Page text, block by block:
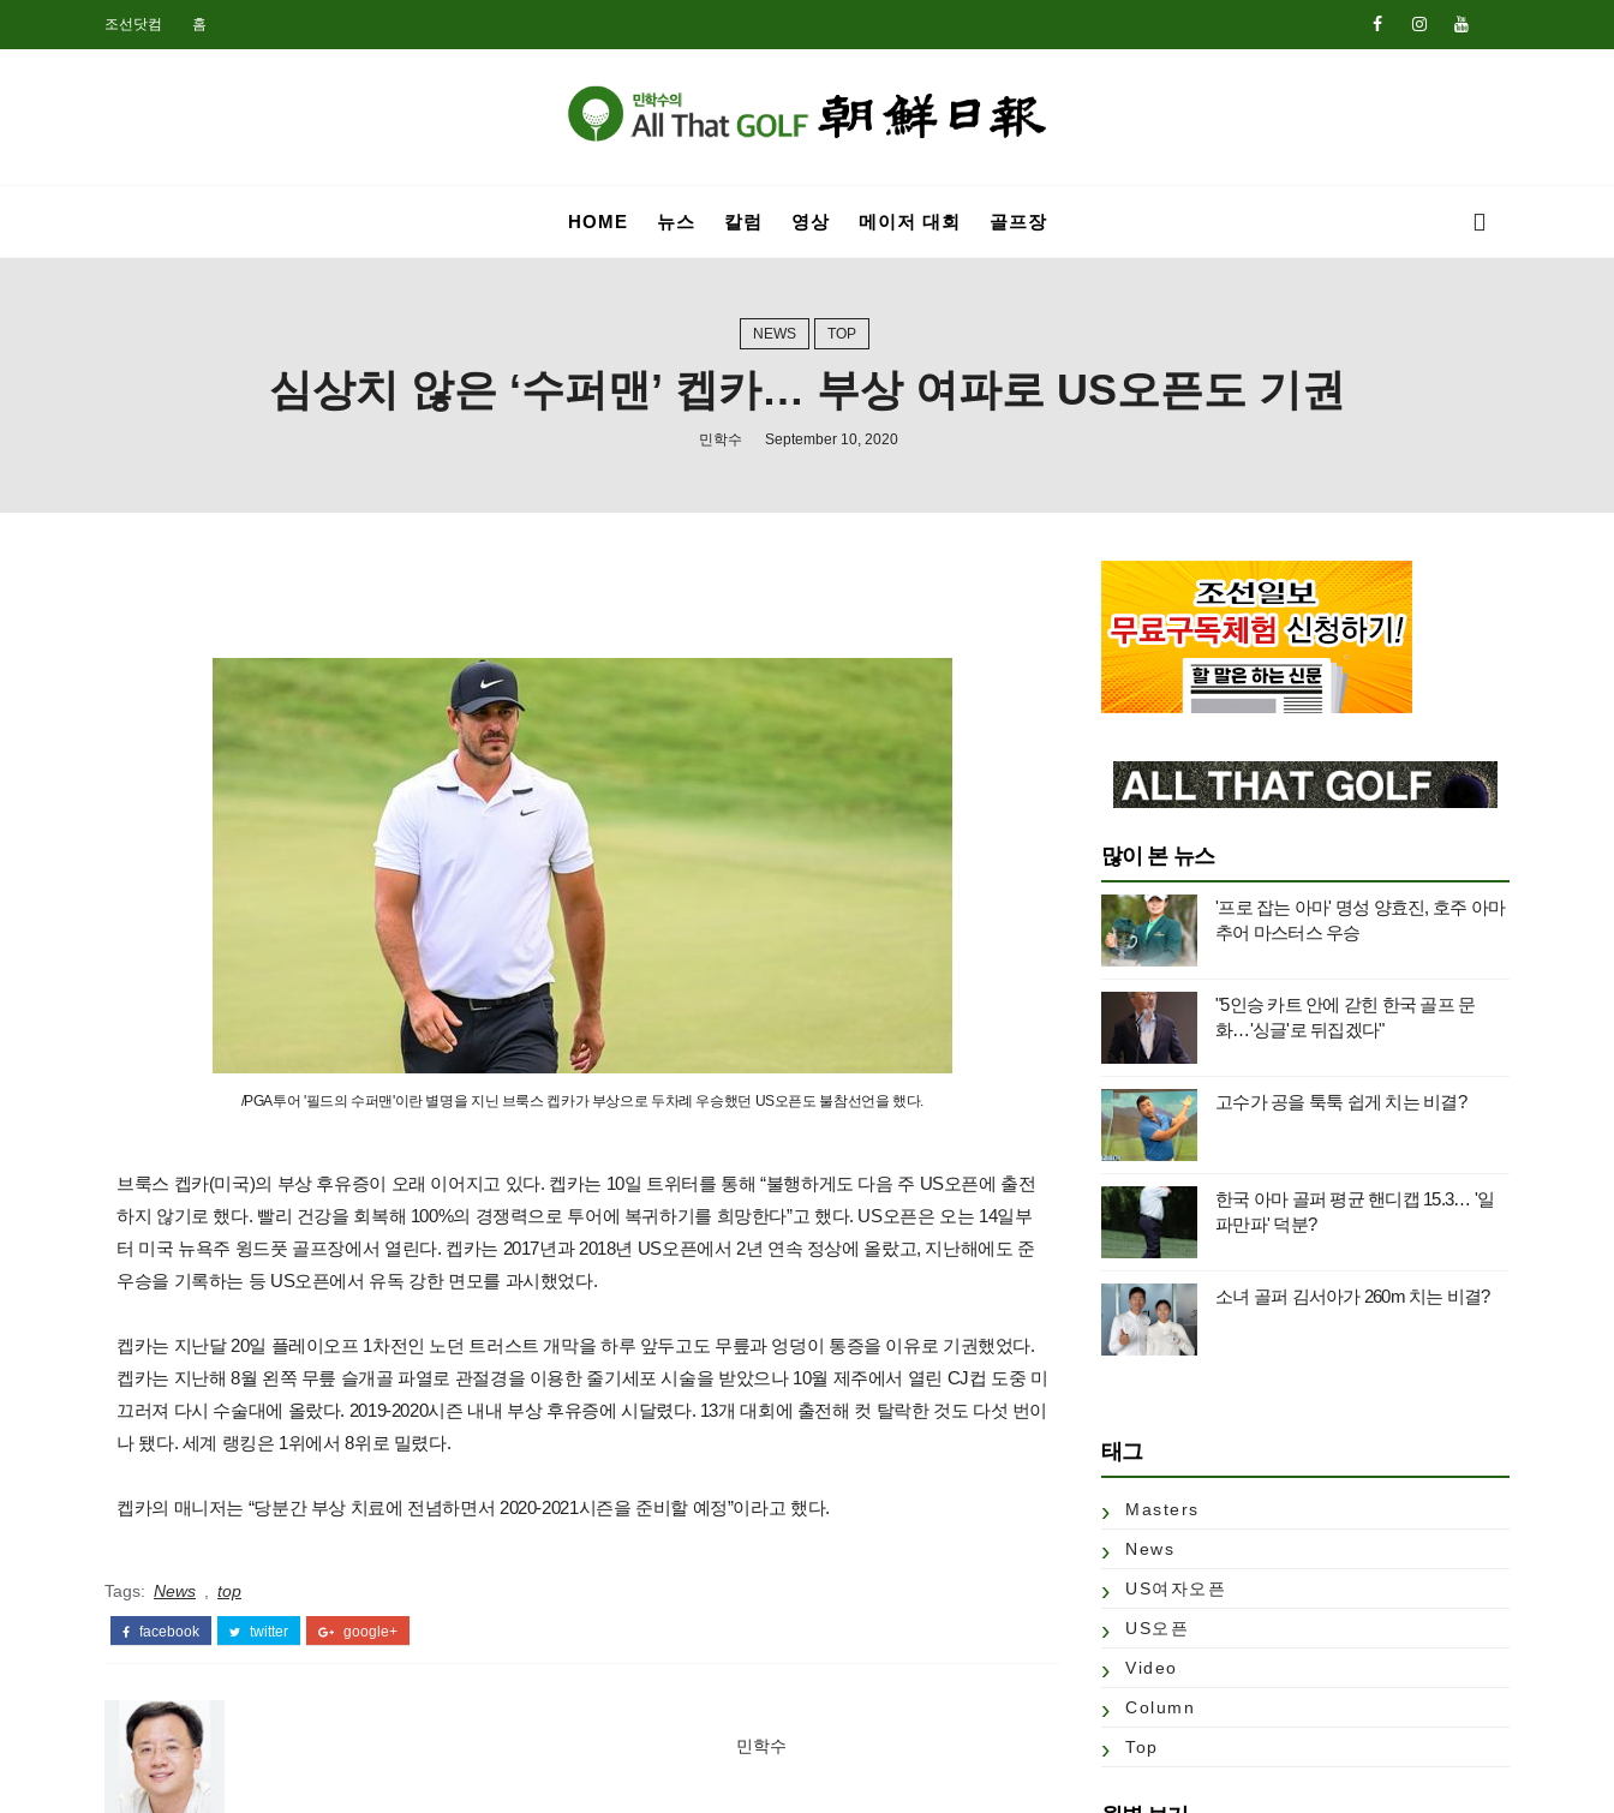
조선닷컴 홈
HOME 뉴스 칼럼 영상 메이저 대회 골프장
NEWS TOP
심상치 않은 ‘수퍼맨’ 켑카… 부상 여파로 US오픈도 기권
민학수 September 10, 2020
/PGA투어 '필드의 수퍼맨'이란 별명을 지닌 브룩스 켑카가 부상으로 두차례 우승했던 US오픈도 불참선언을 했다.
브룩스 켑카(미국)의 부상 후유증이 오래 이어지고 있다. 켑카는 10일 트위터를 통해 “불행하게도 다음 주 US오픈에 출전
하지 않기로 했다. 빨리 건강을 회복해 100%의 경쟁력으로 투어에 복귀하기를 희망한다”고 했다. US오픈은 오는 14일부
터 미국 뉴욕주 윙드풋 골프장에서 열린다. 켑카는 2017년과 2018년 US오픈에서 2년 연속 정상에 올랐고, 지난해에도 준
우승을 기록하는 등 US오픈에서 유독 강한 면모를 과시했었다.
켑카는 지난달 20일 플레이오프 1차전인 노던 트러스트 개막을 하루 앞두고도 무릎과 엉덩이 통증을 이유로 기권했었다.
켑카는 지난해 8월 왼쪽 무릎 슬개골 파열로 관절경을 이용한 줄기세포 시술을 받았으나 10월 제주에서 열린 CJ컵 도중 미
끄러져 다시 수술대에 올랐다. 2019-2020시즌 내내 부상 후유증에 시달렸다. 13개 대회에 출전해 컷 탈락한 것도 다섯 번이
나 됐다. 세계 랭킹은 1위에서 8위로 밀렸다.
켑카의 매니저는 “당분간 부상 치료에 전념하면서 2020-2021시즌을 준비할 예정”이라고 했다.
Tags: News top
facebook twitter google+
민학수
많이 본 뉴스
'프로 잡는 아마' 명성 양효진, 호주 아마
추어 마스터스 우승
"5인승 카트 안에 갇힌 한국 골프 문
화…'싱글'로 뒤집겠다"
고수가 공을 툭툭 쉽게 치는 비결?
한국 아마 골퍼 평균 핸디캡 15.3… '일
파만파' 덕분?
소녀 골퍼 김서아가 260m 치는 비결?
태그
Masters
News
US여자오픈
US오픈
Video
Column
Top